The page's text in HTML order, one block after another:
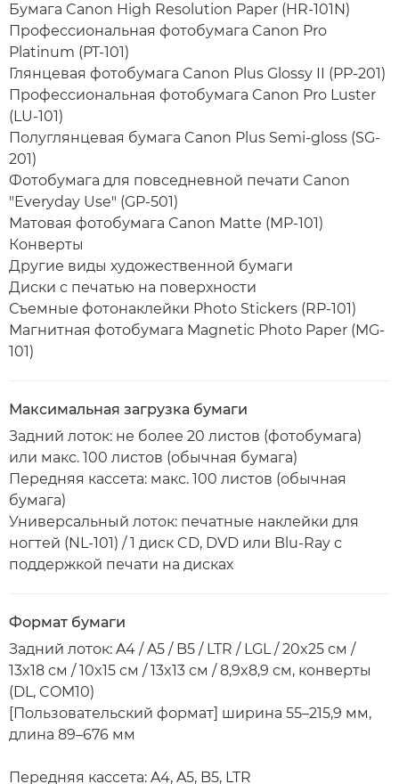
Бумага Canon High Resolution Paper (HR-101N)
Профессиональная фотобумага Canon Pro
Platinum (PT-101)
Глянцевая фотобумага Canon Plus Glossy II (PP-201)
Профессиональная фотобумага Canon Pro Luster
(LU-101)
Полуглянцевая бумага Canon Plus Semi-gloss (SG-
201)
Фотобумага для повседневной печати Canon
"Everyday Use" (GP-501)
Матовая фотобумага Canon Matte (MP-101)
Конверты
Другие виды художественной бумаги
Диски с печатью на поверхности
Съемные фотонаклейки Photo Stickers (RP-101)
Магнитная фотобумага Magnetic Photo Paper (MG-
101)
Максимальная загрузка бумаги
Задний лоток: не более 20 листов (фотобумага)
или макс. 100 листов (обычная бумага)
Передняя кассета: макс. 100 листов (обычная
бумага)
Универсальный лоток: печатные наклейки для
ногтей (NL-101) / 1 диск CD, DVD или Blu-Ray с
поддержкой печати на дисках
Формат бумаги
Задний лоток: A4 / A5 / B5 / LTR / LGL / 20x25 см /
13x18 см / 10x15 см / 13x13 см / 8,9x8,9 см, конверты
(DL, COM10)
[Пользовательский формат] ширина 55–215,9 мм,
длина 89–676 мм
Передняя кассета: A4, A5, B5, LTR